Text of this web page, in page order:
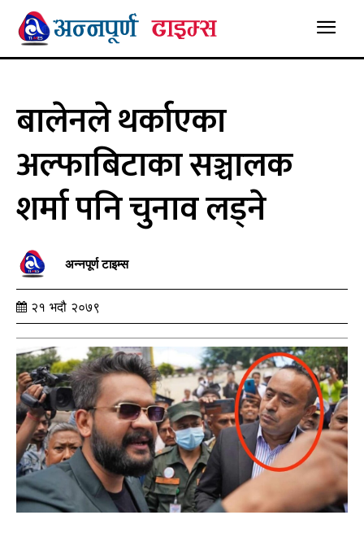
बालेनले थर्काएका
अल्फाबिटाका सञ्चालक
शर्मा पनि चुनाव लड्ने
अन्नपूर्ण टाइम्स
२१ भदौ २०७९